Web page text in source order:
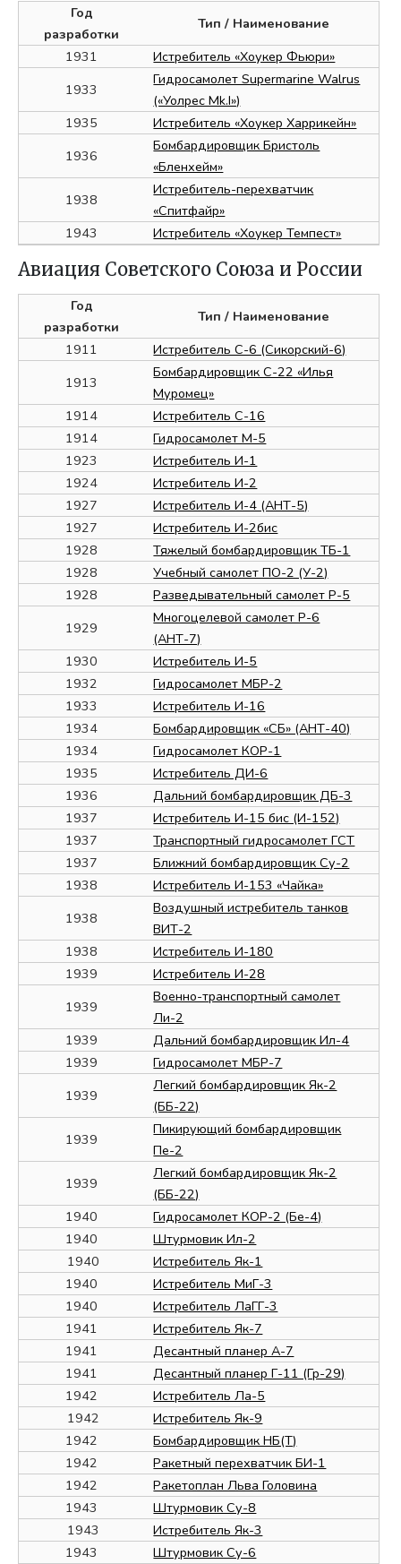
Год
разработки
Тип / Наименование
1931
Истребитель «Хоукер Фьюри»
1933
Гидросамолет Supermarine Walrus
(«Уолрес Mk.I»)
1935
Истребитель «Хоукер Харрикейн»
1936
Бомбардировщик Бристоль
«Бленхейм»
1938
Истребитель-перехватчик
«Спитфайр»
1943
Истребитель «Хоукер Темпест»
Авиация Советского Союза и России
Год
разработки
Тип / Наименование
1911
Истребитель С-6 (Сикорский-6)
1913
Бомбардировщик С-22 «Илья
Муромец»
1914
Истребитель С-16
1914
Гидросамолет М-5
1923
Истребитель И-1
1924
Истребитель И-2
1927
Истребитель И-4 (АНТ-5)
1927
Истребитель И-2бис
1928
Тяжелый бомбардировщик ТБ-1
1928
Учебный самолет ПО-2 (У-2)
1928
Разведывательный самолет Р-5
1929
Многоцелевой самолет Р-6
(АНТ-7)
1930
Истребитель И-5
1932
Гидросамолет МБР-2
1933
Истребитель И-16
1934
Бомбардировщик «СБ» (АНТ-40)
1934
Гидросамолет КОР-1
1935
Истребитель ДИ-6
1936
Дальний бомбардировщик ДБ-3
1937
Истребитель И-15 бис (И-152)
1937
Транспортный гидросамолет ГСТ
1937
Ближний бомбардировщик Су-2
1938
Истребитель И-153 «Чайка»
1938
Воздушный истребитель танков
ВИТ-2
1938
Истребитель И-180
1939
Истребитель И-28
1939
Военно-транспортный самолет
Ли-2
1939
Дальний бомбардировщик Ил-4
1939
Гидросамолет МБР-7
1939
Легкий бомбардировщик Як-2
(ББ-22)
1939
Пикирующий бомбардировщик
Пе-2
1939
Легкий бомбардировщик Як-2
(ББ-22)
1940
Гидросамолет КОР-2 (Бе-4)
1940
Штурмовик Ил-2
1940
Истребитель Як-1
1940
Истребитель МиГ-3
1940
Истребитель ЛаГГ-3
1941
Истребитель Як-7
1941
Десантный планер А-7
1941
Десантный планер Г-11 (Гр-29)
1942
Истребитель Ла-5
1942
Истребитель Як-9
1942
Бомбардировщик НБ(Т)
1942
Ракетный перехватчик БИ-1
1942
Ракетоплан Льва Головина
1943
Штурмовик Су-8
1943
Истребитель Як-3
1943
Штурмовик Су-6